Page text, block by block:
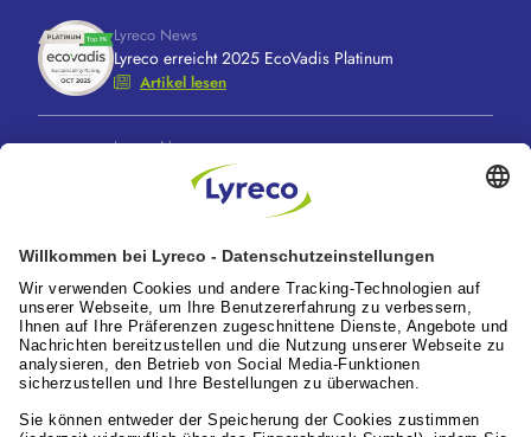
Lyreco News
Lyreco erreicht 2025 EcoVadis Platinum
Artikel lesen
Lyreco News
Lyreco feiert 100 Jahre “A Great Working Day.
Delivered."
Lyreco News
Lyreco Partner Convention 2026: Zentraler
Branchentreff mit Zukunftskraft
Artikel lesen